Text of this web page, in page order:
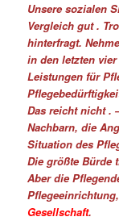
Unsere sozialen
Vergleich gut .
hinterfragt.
in den letzten
Leistungen für
Das reicht nicht .
Nachbarn, die
Situation des
Die größte Bürde
Aber die
Gesellschaft.